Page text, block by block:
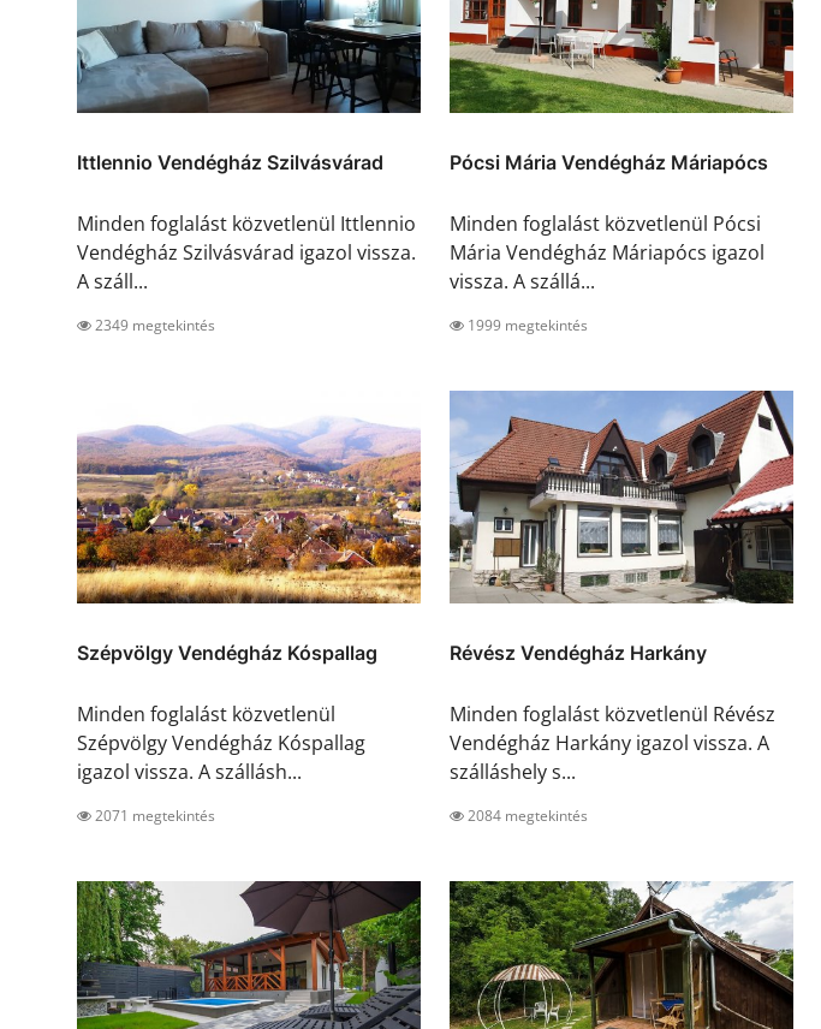
Ittlennio Vendégház Szilvásvárad
Minden foglalást közvetlenül Ittlennio
Vendégház Szilvásvárad igazol vissza.
A száll...
2349 megtekintés
Pócsi Mária Vendégház Máriapócs
Minden foglalást közvetlenül Pócsi
Mária Vendégház Máriapócs igazol
vissza. A szállá...
1999 megtekintés
Szépvölgy Vendégház Kóspallag
Minden foglalást közvetlenül
Szépvölgy Vendégház Kóspallag
igazol vissza. A szállásh...
2071 megtekintés
Révész Vendégház Harkány
Minden foglalást közvetlenül Révész
Vendégház Harkány igazol vissza. A
szálláshely s...
2084 megtekintés